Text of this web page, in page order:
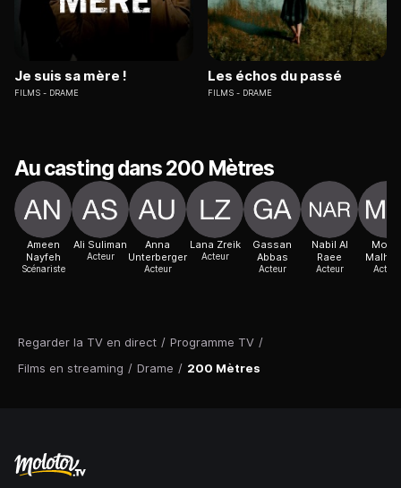
Regarder la TV en direct / Programme TV /
Films en streaming / Drame / 200 Mètres
Je suis sa mère !
FILMS DRAME
Les échos du passé
FILMS DRAME
Au casting dans 200 Mètres
Ameen
Nayfeh
Scénariste
Ali Suliman
Acteur
Anna
Unterberger
Acteur
Lana Zreik
Acteur
Gassan
Abbas
Acteur
Nabil Al
Raee
Acteur Acteur